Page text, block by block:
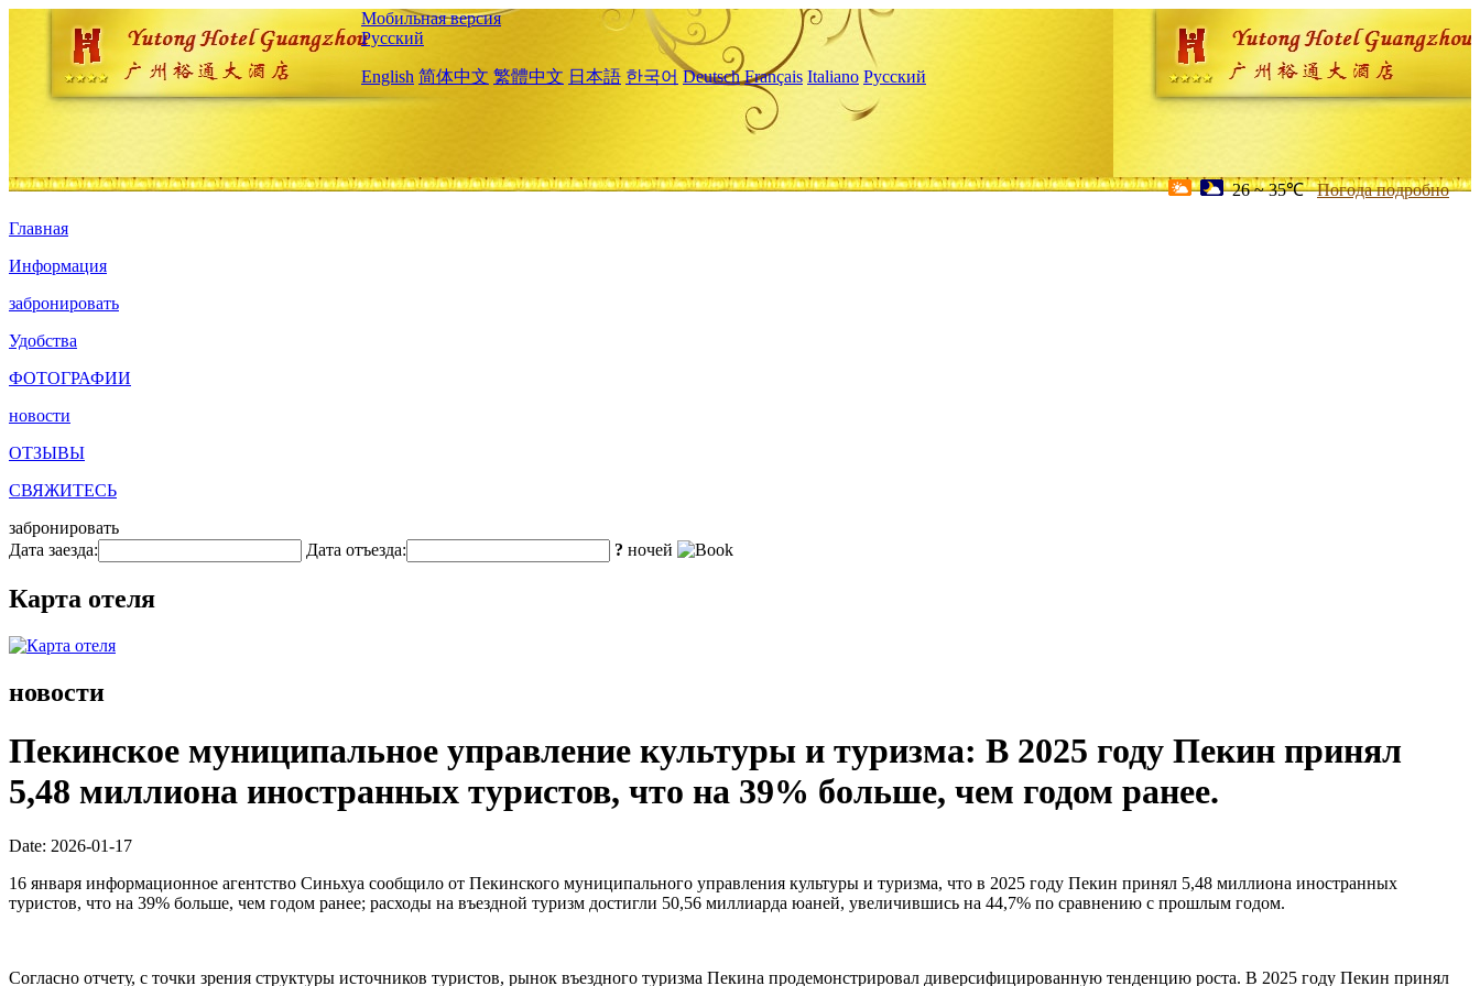
Мобильная версия
Русский
English 简体中文 繁體中文 日本語 한국어 Deutsch Français Italiano Русский
26 ~ 35℃ Погода подробно
Главная
Информация
забронировать
Удобства
ФОТОГРАФИИ
новости
ОТЗЫВЫ
СВЯЖИТЕСЬ
забронировать
Дата заезда:
Дата отъезда: ? ночей
Карта отеля
новости
Пекинское муниципальное управление культуры и туризма: В 2025 году Пекин принял
5,48 миллиона иностранных туристов, что на 39% больше, чем годом ранее.
Date: 2026-01-17
16 января информационное агентство Синьхуа сообщило от Пекинского муниципального управления культуры и туризма, что в 2025 году Пекин принял 5,48 миллиона иностранных
туристов, что на 39% больше, чем годом ранее; расходы на въездной туризм достигли 50,56 миллиарда юаней, увеличившись на 44,7% по сравнению с прошлым годом.
Согласно отчету, с точки зрения структуры источников туристов, рынок въездного туризма Пекина продемонстрировал диверсифицированную тенденцию роста. В 2025 году Пекин принял